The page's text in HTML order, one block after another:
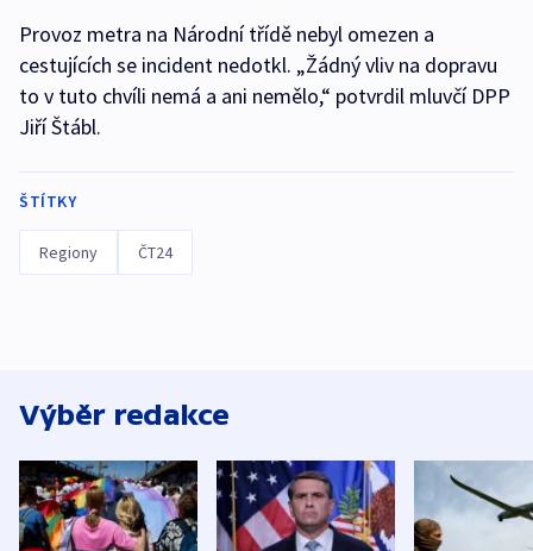
Provoz metra na Národní třídě nebyl omezen a
cestujících se incident nedotkl. „Žádný vliv na dopravu
to v tuto chvíli nemá a ani nemělo,“ potvrdil mluvčí DPP
Jiří Štábl.
ŠTÍTKY
Regiony ČT24
Výběr redakce